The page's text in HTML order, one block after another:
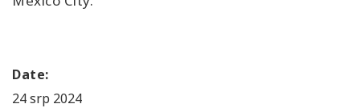
Date:
24 srp 2024